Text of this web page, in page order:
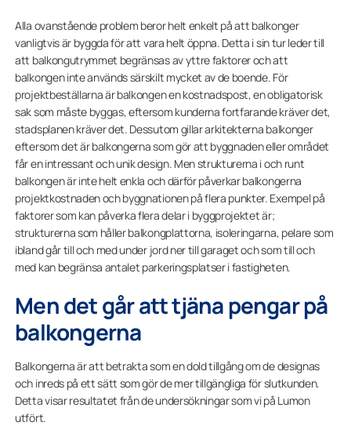
Alla ovanstående problem beror helt enkelt på att balkonger
vanligtvis är byggda för att vara helt öppna. Detta i sin tur leder till
att balkongutrymmet begränsas av yttre faktorer och att
balkongen inte används särskilt mycket av de boende. För
projektbeställarna är balkongen en kostnadspost, en obligatorisk
sak som måste byggas, eftersom kunderna fortfarande kräver det,
stadsplanen kräver det. Dessutom gillar arkitekterna balkonger
eftersom det är balkongerna som gör att byggnaden eller området
får en intressant och unik design. Men strukturerna i och runt
balkongen är inte helt enkla och därför påverkar balkongerna
projektkostnaden och byggnationen på flera punkter. Exempel på
faktorer som kan påverka flera delar i byggprojektet är;
strukturerna som håller balkongplattorna, isoleringarna, pelare som
ibland går till och med under jord ner till garaget och som till och
med kan begränsa antalet parkeringsplatser i fastigheten.
Men det går att tjäna pengar på
balkongerna
Balkongerna är att betrakta som en dold tillgång om de designas
och inreds på ett sätt som gör de mer tillgängliga för slutkunden.
Detta visar resultatet från de undersökningar som vi på Lumon
utfört.